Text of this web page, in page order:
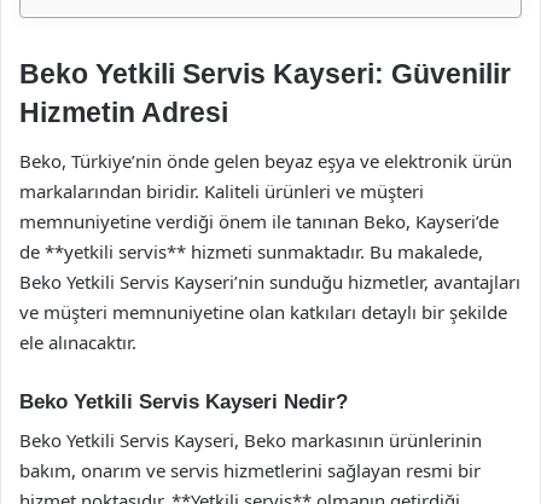
Beko Yetkili Servis Kayseri: Güvenilir
Hizmetin Adresi
Beko, Türkiye’nin önde gelen beyaz eşya ve elektronik ürün
markalarından biridir. Kaliteli ürünleri ve müşteri
memnuniyetine verdiği önem ile tanınan Beko, Kayseri’de
de **yetkili servis** hizmeti sunmaktadır. Bu makalede,
Beko Yetkili Servis Kayseri’nin sunduğu hizmetler, avantajları
ve müşteri memnuniyetine olan katkıları detaylı bir şekilde
ele alınacaktır.
Beko Yetkili Servis Kayseri Nedir?
Beko Yetkili Servis Kayseri, Beko markasının ürünlerinin
bakım, onarım ve servis hizmetlerini sağlayan resmi bir